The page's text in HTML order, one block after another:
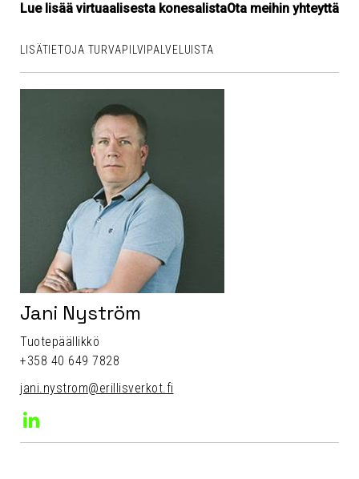
Lue lisää virtuaalisesta konesalistaOta meihin yhteyttä
LISÄTIETOJA TURVAPILVIPALVELUISTA
Jani Nyström
Tuotepäällikkö
+358 40 649 7828
jani.nystrom@erillisverkot.fi
Nyström